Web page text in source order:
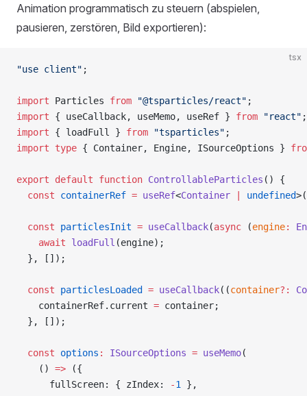
Animation programmatisch zu steuern (abspielen,
pausieren, zerstören, Bild exportieren):
tsx
"use client" ;
import Particles from "@tsparticles/react" ;
import { useCallback, useMemo, useRef } from "react" ;
import { loadFull } from "tsparticles" ;
import type { Container, Engine, ISourceOptions }
export default function ControllableParticles () {
  const
containerRef = useRef<Container undefined>(
  const
particlesInit = useCallback(async (engine:
    await
loadFull (engine);
  }, []);
  const
particlesLoaded = useCallback((container?:
    containerRef.current
= container;
  }, []);
  const
options : ISourceOptions = useMemo(
    ()
=> ({
      fullScreen: { zIndex:
-1
},